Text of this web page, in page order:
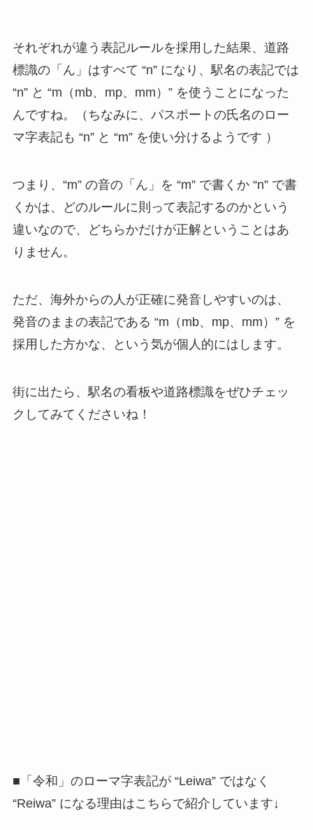
それぞれが違う表記ルールを採用した結果、道路
標識の「ん」はすべて “n” になり、駅名の表記では
“n” と “m（mb、mp、mm）” を使うことになった
んですね。（ちなみに、パスポートの氏名のロー
マ字表記も “n” と “m” を使い分けるようです ）
つまり、“m” の音の「ん」を “m” で書くか “n” で書
くかは、どのルールに則って表記するのかという
違いなので、どちらかだけが正解ということはあ
りません。
ただ、海外からの人が正確に発音しやすいのは、
発音のままの表記である “m（mb、mp、mm）” を
採用した方かな、という気が個人的にはします。
街に出たら、駅名の看板や道路標識をぜひチェッ
クしてみてくださいね！
■「令和」のローマ字表記が “Leiwa” ではなく
“Reiwa” になる理由はこちらで紹介しています↓